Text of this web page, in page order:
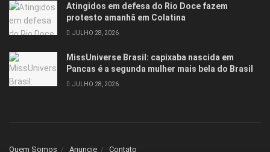
Atingidos em defesa do Rio Doce fazem
protesto amanhã em Colatina
JULHO 28, 2026
MissUniverse Brasil: capixaba nascida em
Pancas é a segunda mulher mais bela do Brasil
JULHO 28, 2026
Quem Somos Anuncie Contato